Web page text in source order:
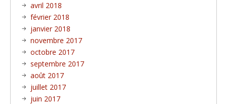
avril 2018
février 2018
janvier 2018
novembre 2017
octobre 2017
septembre 2017
août 2017
juillet 2017
juin 2017